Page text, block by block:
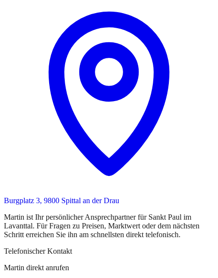
Burgplatz 3, 9800 Spittal an der Drau
Martin ist Ihr persönlicher Ansprechpartnerfür Sankt Paul im
Lavanttal. Für Fragen zu Preisen, Marktwert oder dem nächsten
Schritt erreichen Sie ihn am schnellsten direkt telefonisch.
Telefonischer Kontakt
Martin direkt anrufen